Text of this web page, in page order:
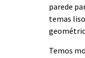
parede
temas
Temos